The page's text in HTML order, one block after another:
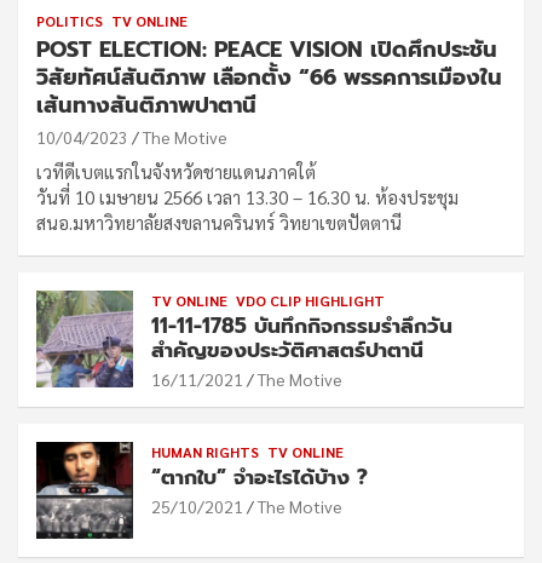
POLITICS TV ONLINE
POST ELECTION: PEACE VISION เปิดศึกประชัน
วิสัยทัศน์สันติภาพ เลือกตั้ง “66 พรรคการเมืองใน
เส้นทางสันติภาพปาตานี
10/04/2023 The Motive
เวทีดีเบตแรกในจังหวัดชายแดนภาคใต้
วันที่ 10 เมษายน 2566 เวลา 13.30 – 16.30 น. ห้องประชุม
สนอ.มหาวิทยาลัยสงขลานครินทร์ วิทยาเขตปัตตานี
TV ONLINE VDO CLIP HIGHLIGHT
11-11-1785 บันทึกกิจกรรมรำลึกวัน
สำคัญของประวัติศาสตร์ปาตานี
16/11/2021 The Motive
HUMAN RIGHTS TV ONLINE
“ตากใบ” จำอะไรได้บ้าง ?
25/10/2021 The Motive